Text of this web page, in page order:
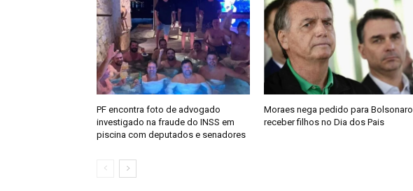
PF encontra foto de advogado
investigado na fraude do INSS em
piscina com deputados e senadores
Moraes nega pedido para Bolsonaro
receber filhos no Dia dos Pais